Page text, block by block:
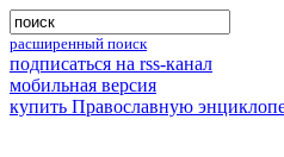
расширенный поиск
подписаться на rss-канал
мобильная версия
купить Православную